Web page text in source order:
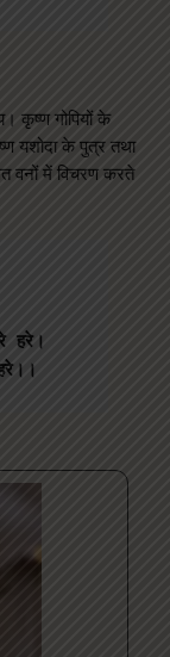
कृष्ण गोपियों के
यशोदा के पुत्र तथा
वनों में विचरण करते
हरे।